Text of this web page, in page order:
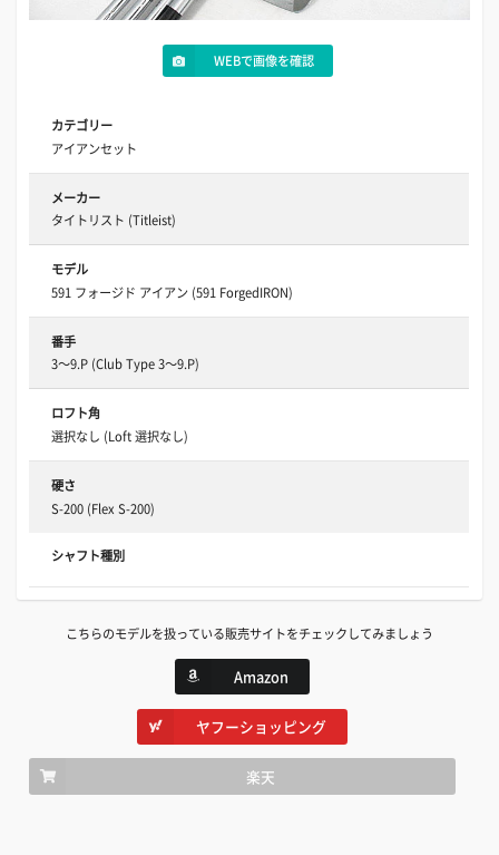
WEBで画像を確認
カテゴリー
アイアンセット
メーカー
タイトリスト (Titleist)
モデル
591 フォージド アイアン (591 ForgedIRON)
番手
3～9.P (Club Type 3～9.P)
ロフト角
選択なし (Loft 選択なし)
硬さ
S-200 (Flex S-200)
シャフト種別
こちらのモデルを扱っている販売サイトをチェックしてみましょう
Amazon
ヤフーショッピング
楽天